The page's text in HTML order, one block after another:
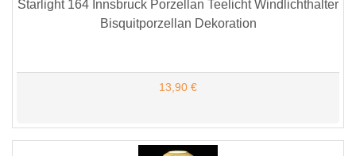
Starlight 164 Innsbruck Porzellan Teelicht Windlichthalter
Bisquitporzellan Dekoration
13,90 €